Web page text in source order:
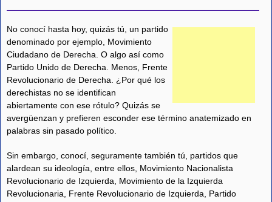
No conocí hasta hoy, quizás tú, un partido
denominado por ejemplo, Movimiento
Ciudadano de Derecha. O algo así como
Partido Unido de Derecha. Menos, Frente
Revolucionario de Derecha. ¿Por qué los
derechistas no se identifican
abiertamente con ese rótulo? Quizás se
avergüenzan y prefieren esconder ese término anatemizado en
palabras sin pasado político.
Sin embargo, conocí, seguramente también tú, partidos que
alardean su ideología, entre ellos, Movimiento Nacionalista
Revolucionario de Izquierda, Movimiento de la Izquierda
Revolucionaria, Frente Revolucionario de Izquierda, Partido